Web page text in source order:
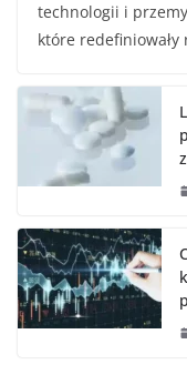
technologii i
które redefiniowały